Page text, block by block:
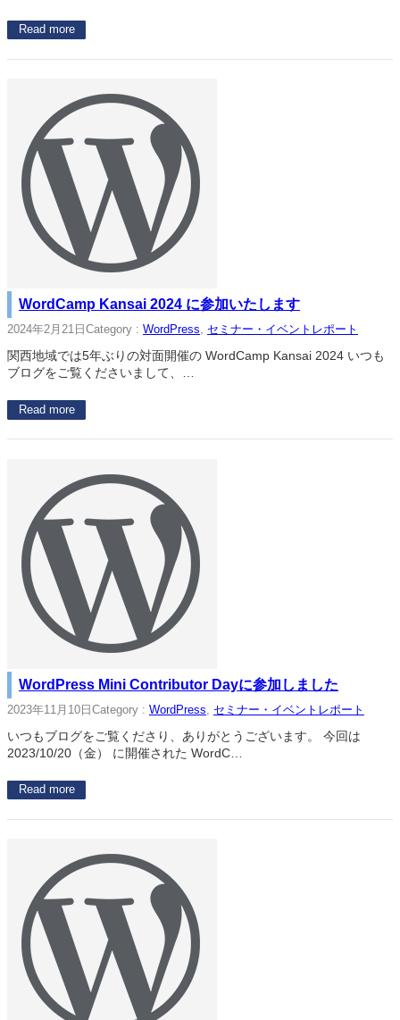
Read more
WordCamp Kansai 2024 に参加いたします
2024年2月21日 Category : WordPress, セミナー・イベントレポート
関西地域では5年ぶりの対面開催の WordCamp Kansai 2024 いつも
ブログをご覧くださいまして、…
Read more
WordPress Mini Contributor Dayに参加しました
2023年11月10日 Category : WordPress, セミナー・イベントレポート
いつもブログをご覧くださり、ありがとうございます。 今回は
2023/10/20（金） に開催された WordC…
Read more